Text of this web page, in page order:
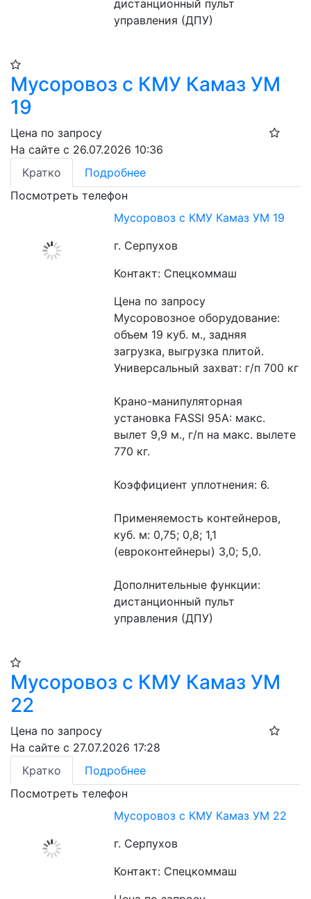
дистанционный пульт
управления (ДПУ)
Мусоровоз с КМУ Камаз УМ
19
Цена по запросу
На сайте с 26.07.2026 10:36
Кратко
Подробнее
Посмотреть телефон
Мусоровоз с КМУ Камаз УМ 19
г. Серпухов
Контакт: Спецкоммаш
Цена по запросу
Мусоровозное оборудование:
объем 19 куб. м., задняя
загрузка, выгрузка плитой.
Универсальный захват: г/п 700 кг
Крано-манипуляторная
установка FASSI 95А: макс.
вылет 9,9 м., г/п на макс. вылете
770 кг.
Коэффициент уплотнения: 6.
Применяемость контейнеров,
куб. м: 0,75; 0,8; 1,1
(евроконтейнеры) 3,0; 5,0.
Дополнительные функции:
дистанционный пульт
управления (ДПУ)
Мусоровоз с КМУ Камаз УМ
22
Цена по запросу
На сайте с 27.07.2026 17:28
Кратко
Подробнее
Посмотреть телефон
Мусоровоз с КМУ Камаз УМ 22
г. Серпухов
Контакт: Спецкоммаш